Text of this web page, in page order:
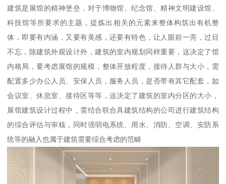
建筑是展馆的精神堡垒，对于博物馆、纪念馆、精神文明建设馆、
科技馆等所要求的主题，提炼出相关的元素来整体构筑出有机整
体，即要有内涵，又要有美感，还要有特色，让人眼前一亮，过目
不忘，除建筑外观设计外，建筑的室内规划同样重要，这决定了馆
内格局，要考虑展馆的规模，整体开放程度，接待人群与大小，需
配置多少办公人员、安保人员，服务人员，是否带有其它配套，如
会议室、休息室、接待区等等，这决定了建筑的室内分区的大小，
展馆建筑设计过程中，需结合联合具建筑结构的公司进行建筑结构
的综合评估与审核，同时强弱电系统、用水、消防、空调、安防系
统等的融入也属于建筑需要综合考虑的范畴